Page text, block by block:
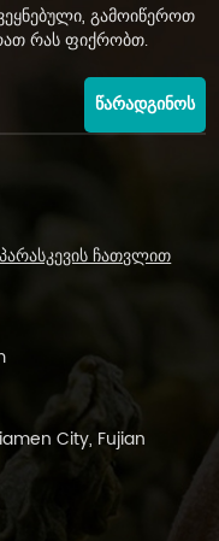
გამოიწეროთ
რას ფიქრობთ.
ᲬᲐᲠᲐᲓᲒᲘᲜᲝᲡ
ჩათვლით
City, Fujian